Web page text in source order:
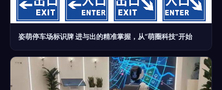
姿萌停车场标识牌 进与出的精准掌握，从“萌圈科技”开始